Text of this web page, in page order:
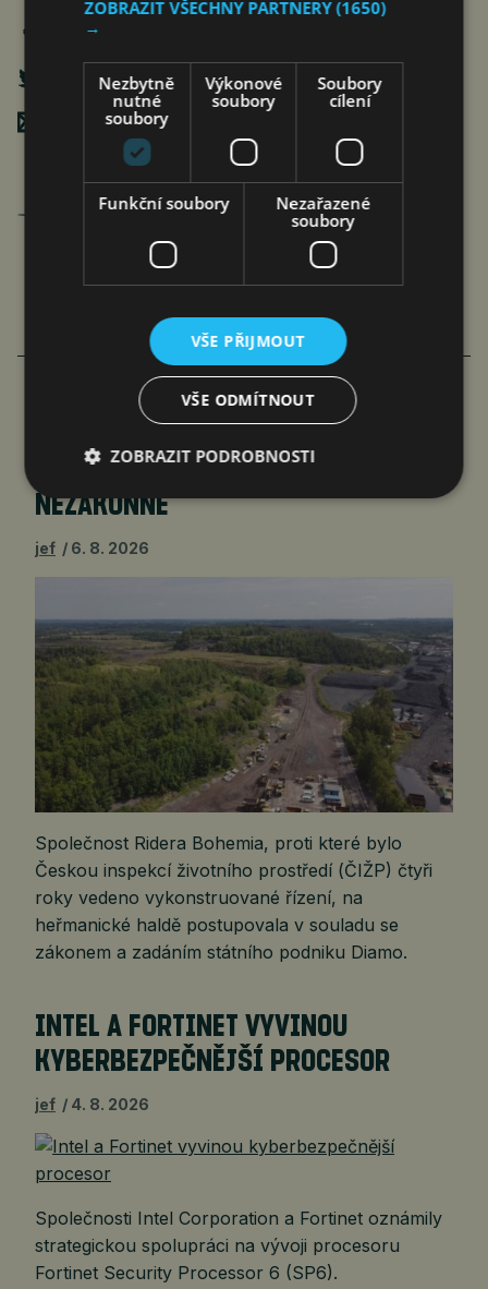
Poslat mailem
Jan Ferenc
VÍCE ČLÁNKU Z BYZNYSU
POSTUPOVALA SPRÁVNĚ, ČIŽP
NEZÁKONNĚ
jef 6. 8. 2026
Společnost Ridera Bohemia, proti které bylo
Českou inspekcí životního prostředí (ČIŽP) čtyři
roky vedeno vykonstruované řízení, na
heřmanické haldě postupovala v souladu se
zákonem a zadáním státního podniku Diamo.
INTEL A FORTINET VYVINOU
KYBERBEZPEČNĚJŠÍ PROCESOR
jef 4. 8. 2026
Společnosti Intel Corporation a Fortinet oznámily
strategickou spolupráci na vývoji procesoru
Fortinet Security Processor 6 (SP6).
ZOBRAZIT VŠECHNY PARTNERY(1650)
→
Nezbytně
nutné
soubory
Výkonové
soubory
Soubory
cílení
Funkční soubory
Nezařazené
soubory
VŠE PŘIJMOUT
VŠE ODMÍTNOUT
ZOBRAZIT PODROBNOSTI